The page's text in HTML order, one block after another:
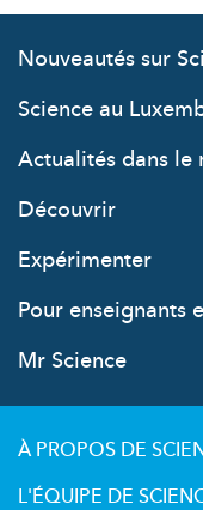
Nouveautés sur
Science au
Actualités dans le
Découvrir
Expérimenter
Pour enseignants
Mr Science
À PROPOS DE
L'ÉQUIPE DE